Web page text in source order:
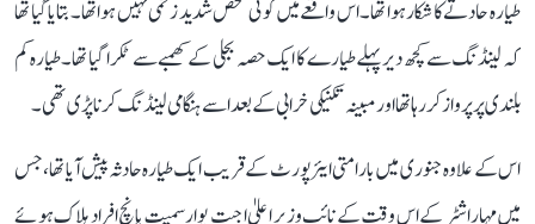
طیارہ حادثے کا شکار ہوا تھا۔ اس واقعے میں کوئی شخص شدید زخمی نہیں ہوا تھا۔ بتایا گیا تھا
کہ لینڈنگ سے کچھ دیر پہلے طیارے کا ایک حصہ بجلی کے کھمبے سے ٹکرا گیا تھا۔ طیارہ کم
بلندی پر پرواز کر رہا تھا اور مبینہ تکنیکی خرابی کے بعد اسے ہنگامی لینڈنگ کرنا پڑی تھی۔
اس کے علاوہ جنوری میں بارامتی ایئرپورٹ کے قریب ایک طیارہ حادثہ پیش آیا تھا، جس
میں مہاراشٹر کے اس وقت کے نائب وزیر اعلیٰ اجیت پوار سمیت پانچ افراد ہلاک ہوئے